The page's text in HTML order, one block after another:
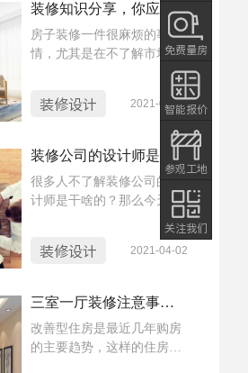
装修知识分享，你应该知道的装修常识
房子装修一件很麻烦的事
情，尤其是在不了解市场的
情况下，不知道要不要找装
修公司，预算多少等等。那
装修主要包括哪些内容呢？
装修设计 2021-04-02
很多人不了解装修公司的设
计师是干啥的？那么今天就
让小蜜蜂给大家介绍一下。
如果说，装修是一个大的工
程，那么设计师绝对是总策
装修过程中各个细节需要怎
么样才能做出效果：该选哪
些材料？这些材料如何搭
配？这些材料分什么档次？
装修设计 2021-04-02
三室一厅装修注意事项 你一定要知道的装修知识
改善型住房是最近几年购房
的主要趋势，这样的住房的
免费量房
智能报价
参观工地
关注我们